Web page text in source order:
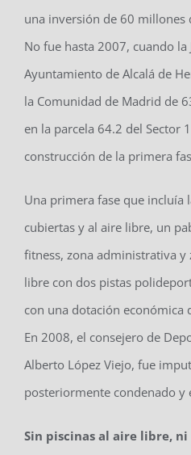
una inversión de 60 millones
No fue hasta 2007, cuando
Ayuntamiento de Alcalá de
la Comunidad de Madrid de
en la parcela 64.2 del Sector
construcción de la primera
Una primera fase que incluía
cubiertas y al aire libre, un
fitness, zona administrativa
libre con dos pistas
con una dotación económica
En 2008, el consejero de
Alberto López Viejo, fue
posteriormente condenado y
Sin piscinas al aire libre,